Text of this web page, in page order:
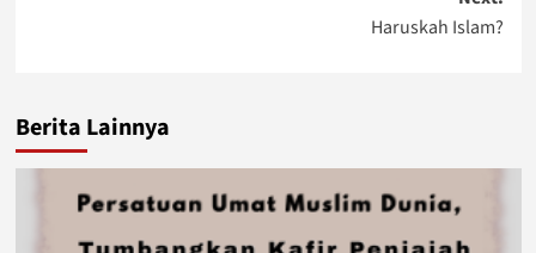
Haruskah Islam?
Berita Lainnya